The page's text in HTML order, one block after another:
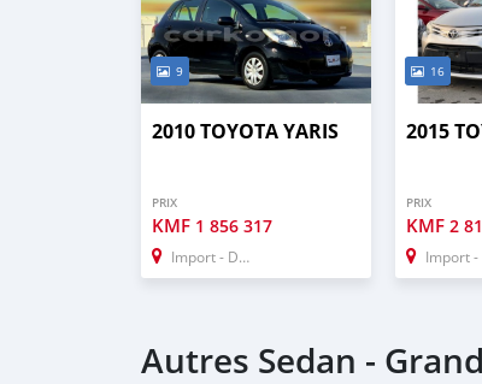
9
2010 TOYOTA YARIS
PRIX
KMF 1 856 317
Import - Dubai
16
2015
PRIX
KMF2
Import -
Autres Sedan -